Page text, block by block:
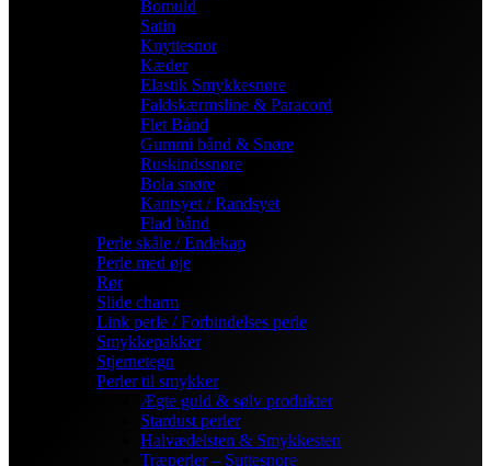
Bomuld
Satin
Knyttesnor
Kæder
Elastik Smykkesnøre
Faldskærmsline & Paracord
Flet Bånd
Gummi bånd & Snøre
Ruskindssnøre
Bola snøre
Kantsyet / Randsyet
Flad bånd
Perle skåle / Endekap
Perle med øje
Rør
Slide charm
Link perle / Forbindelses perle
Smykkepakker
Stjernetegn
Perler til smykker
Ægte guld & sølv produkter
Stardust perler
Halvædelsten & Smykkesten
Træperler – Suttesnore